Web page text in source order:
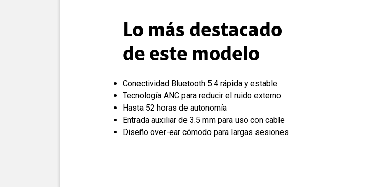
Lo más destacado
de este modelo
Conectividad Bluetooth 5.4 rápida y estable
Tecnología ANC para reducir el ruido externo
Hasta 52 horas de autonomía
Entrada auxiliar de 3.5 mm para uso con cable
Diseño over-ear cómodo para largas sesiones